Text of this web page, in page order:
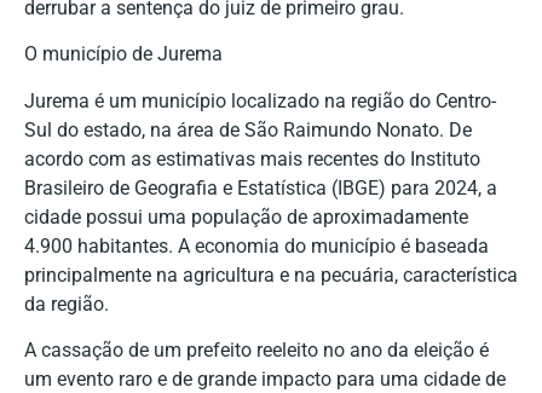
derrubar a sentença do juiz de primeiro grau.
O município de Jurema
Jurema é um município localizado na região do Centro-
Sul do estado, na área de São Raimundo Nonato. De
acordo com as estimativas mais recentes do Instituto
Brasileiro de Geografia e Estatística (IBGE) para 2024, a
cidade possui uma população de aproximadamente
4.900 habitantes. A economia do município é baseada
principalmente na agricultura e na pecuária, característica
da região.
A cassação de um prefeito reeleito no ano da eleição é
um evento raro e de grande impacto para uma cidade de